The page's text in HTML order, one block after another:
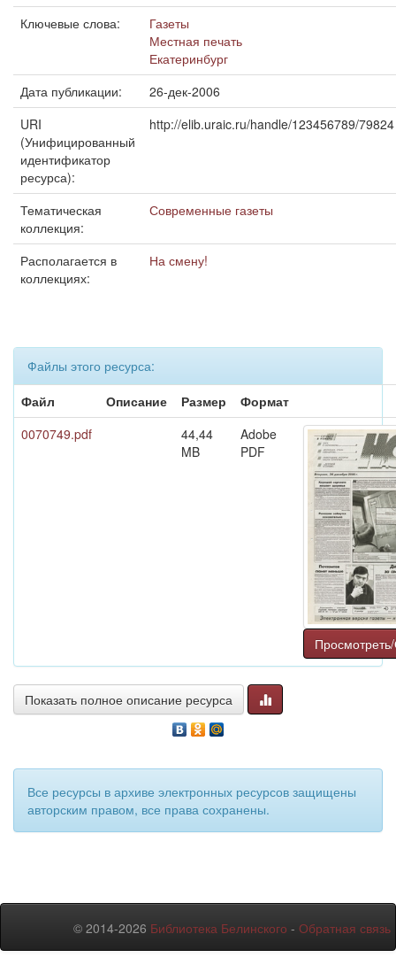
Ключевые слова:
Газеты
Местная печать
Екатеринбург
Дата публикации:
26-дек-2006
URI
(Унифицированный
идентификатор
ресурса):
http://elib.uraic.ru/handle/123456789/79824
Тематическая
коллекция:
Современные газеты
Располагается в
коллекциях:
На смену!
Файлы этого ресурса:
Файл
Описание Размер
Формат
0070749.pdf
44,44
MB
Adobe
PDF
Показать полное описание ресурса
Все ресурсы в архиве электронных ресурсов защищены
авторским правом, все права сохранены.
© 2014-2026 Библиотека Белинского - Обратная связь